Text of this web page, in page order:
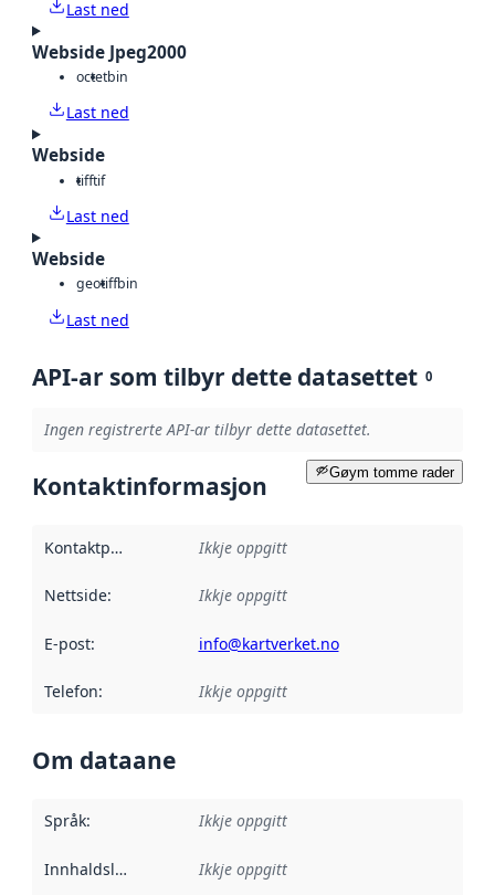
Last ned
Webside Jpeg2000
octetbin
Last ned
Webside
tifftif
Last ned
Webside
geotiffbin
Last ned
API-ar som tilbyr dette datasettet 0
Ingen registrerte API-ar tilbyr dette datasettet.
Gøym tomme rader
Kontaktinformasjon
Kontaktpunkt Ikkje oppgitt
Nettside: Ikkje oppgitt
E-post: info@kartverket.no
Telefon: Ikkje oppgitt
Om dataane
Språk: Ikkje oppgitt
Innhaldsleverandørar :
Ikkje oppgitt